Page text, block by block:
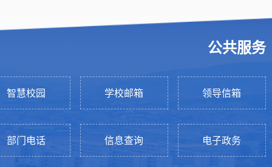
公共服务
智慧校园 学校邮箱 领导信箱
部门电话 信息查询 电子政务